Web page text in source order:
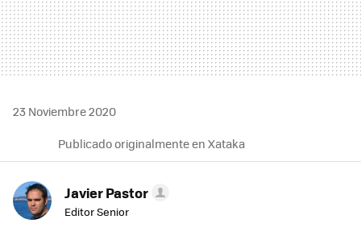
23 Noviembre 2020
Publicado originalmente en Xataka
Javier Pastor
Editor Senior